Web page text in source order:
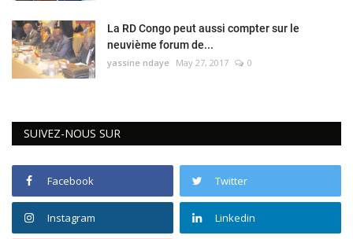
La RD Congo peut aussi compter sur le
neuvième forum de...
yassine ndaye May 27, 2017 0
SUIVEZ-NOUS SUR
Facebook Twitter
Instagram Linkedin